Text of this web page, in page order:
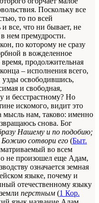
Поскольку все
то по всей
все, что ни бывает, не
нем премудрости.
по которому не сразу
в вожделенное
время, продолжительная
– исполнения всего,
узды освободившись,
и свободная,
и бесстрастному? Но
искомого, видит это
мысль нам, таково: именно
снова. Бог
Нашему и по подобию;
Божию сотвори его (Быт.
во всем
не произошел еще Адам,
означается земная
языке, почему и
отечественному языку
перстным (1 Кор.